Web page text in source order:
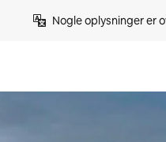
Nogle oplysninger er